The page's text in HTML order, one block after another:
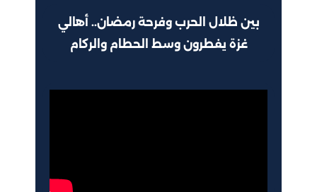
بين ظلال الحرب وفرحة رمضان.. أهالي
غزة يفطرون وسط الحطام والركام